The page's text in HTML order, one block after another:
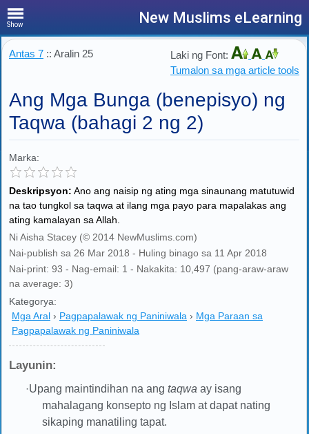
Show New Muslims eLearning
Antas 7 :: Aralin 25
Laki ng Font:
Tumalon sa mga article tools
Ang Mga Bunga (benepisyo) ng
Taqwa (bahagi 2 ng 2)
Marka:
Deskripsyon: Ano ang naisip ng ating mga sinaunang matutuwid
na tao tungkol sa taqwa at ilang mga payo para mapalakas ang
ating kamalayan sa Allah.
Ni Aisha Stacey (© 2014 NewMuslims.com)
Nai-publish sa 26 Mar 2018 - Huling binago sa 11 Apr 2018
Nai-print: 93 - Nag-email: 1 - Nakakita: 10,497 (pang-araw-araw
na average: 3)
Kategorya:
Mga Aral › Pagpapalawak ng Paniniwala › Mga Paraan sa
Pagpapalawak ng Paniniwala
Layunin:
·Upang maintindihan na ang taqwa ay isang
mahalagang konsepto ng Islam at dapat nating
sikaping manatiling tapat.